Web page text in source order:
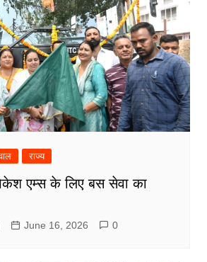
राज्य
एम्स के लिए बस सेवा का
June 16, 2026 0